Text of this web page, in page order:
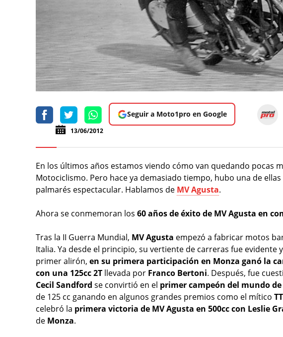
Seguir a Moto1pro en Google
13/06/2012
En los últimos años estamos viendo cómo van quedando pocas
Motociclismo. Pero hace ya demasiado tiempo, hubo una de
palmarés espectacular. Hablamos de MV Agusta.
Ahora se conmemoran los 60 años de éxito de MV Agusta en
Tras la II Guerra Mundial, MV Agusta empezó a fabricar motos
Italia. Ya desde el principio, su vertiente de carreras fue
primer alirón, en su primera participación en Monza ganó la
con una 125cc 2T llevada por Franco Bertoni. Después, fue
Cecil Sandford se convirtió en el primer campeón del mundo de
de 125 cc ganando en algunos grandes premios como el mítico
celebró la primera victoria de MV Agusta en 500cc con Leslie
de Monza.